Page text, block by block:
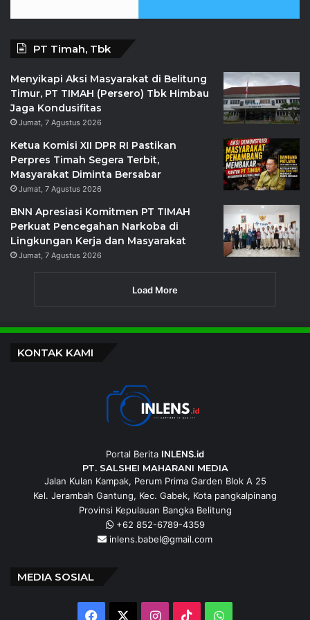
PT Timah, Tbk
Menyikapi Aksi Masyarakat di Belitung
Timur, PT TIMAH (Persero) Tbk Himbau
Jaga Kondusifitas
Jumat, 7 Agustus 2026
Ketua Komisi XII DPR RI Pastikan
Perpres Timah Segera Terbit,
Masyarakat Diminta Bersabar
Jumat, 7 Agustus 2026
BNN Apresiasi Komitmen PT TIMAH
Perkuat Pencegahan Narkoba di
Lingkungan Kerja dan Masyarakat
Jumat, 7 Agustus 2026
Load More
KONTAK KAMI
Portal Berita INLENS.id
PT. SALSHEI MAHARANI MEDIA
Jalan Kulan Kampak, Perum Prima Garden Blok A 25
Kel. Jerambah Gantung, Kec. Gabek, Kota pangkalpinang
Provinsi Kepulauan Bangka Belitung
+62 852-6789-4359
inlens.babel@gmail.com
MEDIA SOSIAL
Facebook Instagram
TikTokWhatsApp